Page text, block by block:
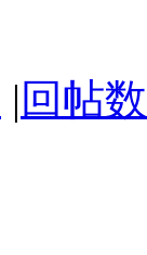
| 回帖